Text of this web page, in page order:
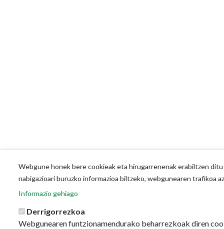
Webgune honek bere cookieak eta hirugarrenenak erabiltzen
nabigazioari buruzko informazioa biltzeko, webgunearen trafikoa
Informazio gehiago
Derrigorrezkoa
Webgunearen funtzionamendurako beharrezkoak diren